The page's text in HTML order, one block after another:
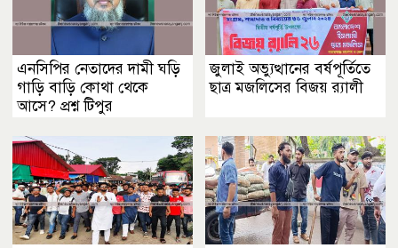
এনসিপির নেতাদের দামী ঘড়ি
গাড়ি বাড়ি কোথা থেকে
আসে? প্রশ্ন টিপুর
জুলাই অভ্যুত্থানের বর্ষপূর্তিতে
ছাত্র মজলিসের বিজয় র‍্যালী